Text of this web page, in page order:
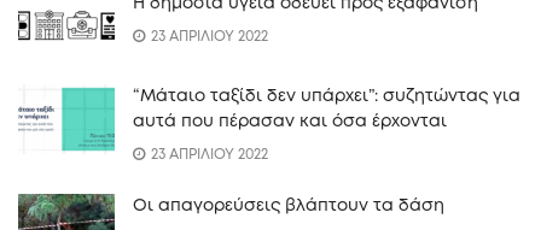
Η δημόσια υγεία οδεύει προς εξαφάνιση
23 ΑΠΡΙΛΙΟΥ 2022
“Mάταιο ταξίδι δεν υπάρχει”: συζητώντας για
αυτά που πέρασαν και όσα έρχονται
23 ΑΠΡΙΛΙΟΥ 2022
Οι απαγορεύσεις βλάπτουν τα δάση